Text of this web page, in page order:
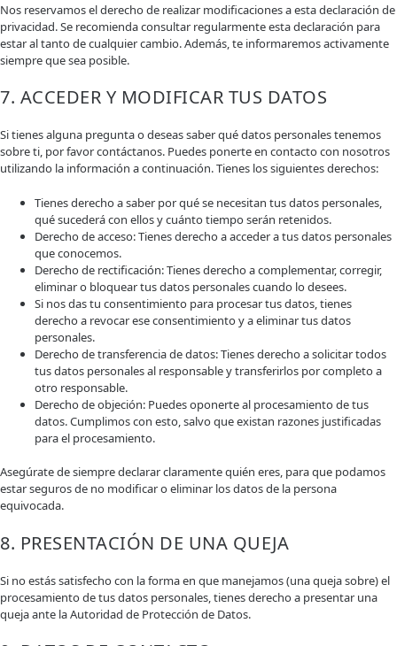
Nos reservamos el derecho de realizar modificaciones a esta declaración de
privacidad. Se recomienda consultar regularmente esta declaración para
estar al tanto de cualquier cambio. Además, te informaremos activamente
siempre que sea posible.
7. ACCEDER Y MODIFICAR TUS DATOS
Si tienes alguna pregunta o deseas saber qué datos personales tenemos
sobre ti, por favor contáctanos. Puedes ponerte en contacto con nosotros
utilizando la información a continuación. Tienes los siguientes derechos:
Tienes derecho a saber por qué se necesitan tus datos personales,
qué sucederá con ellos y cuánto tiempo serán retenidos.
Derecho de acceso: Tienes derecho a acceder a tus datos personales
que conocemos.
Derecho de rectificación: Tienes derecho a complementar, corregir,
eliminar o bloquear tus datos personales cuando lo desees.
Si nos das tu consentimiento para procesar tus datos, tienes
derecho a revocar ese consentimiento y a eliminar tus datos
personales.
Derecho de transferencia de datos: Tienes derecho a solicitar todos
tus datos personales al responsable y transferirlos por completo a
otro responsable.
Derecho de objeción: Puedes oponerte al procesamiento de tus
datos. Cumplimos con esto, salvo que existan razones justificadas
para el procesamiento.
Asegúrate de siempre declarar claramente quién eres, para que podamos
estar seguros de no modificar o eliminar los datos de la persona
equivocada.
8. PRESENTACIÓN DE UNA QUEJA
Si no estás satisfecho con la forma en que manejamos (una queja sobre) el
procesamiento de tus datos personales, tienes derecho a presentar una
queja ante la Autoridad de Protección de Datos.